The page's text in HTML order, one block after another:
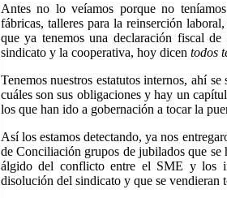
Antes no lo veíamos porque no
fábricas, talleres para la reinserción
que ya tenemos una declaración fiscal
sindicato y la cooperativa, hoy dicen todos
Tenemos nuestros estatutos internos, ahí
cuáles son sus obligaciones y hay un
los que han ido a gobernación a tocar la
Así los estamos detectando, ya nos
de Conciliación grupos de jubilados que se
álgido del conflicto entre el SME y los
disolución del sindicato y que se vendieran